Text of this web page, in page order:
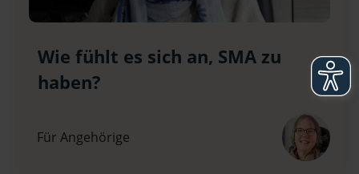
Wie fühlt es sich an, SMA zu
haben?
Für Angehörige